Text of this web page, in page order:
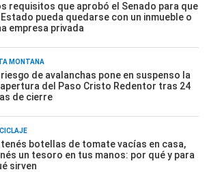
requisitos que aprobó el Senado para que
pueda quedarse con un inmueble o
empresa privada
MONTAÑA
riesgo de avalanchas pone en suspenso la
del Paso Cristo Redentor tras 24
de cierre
tenés botellas de tomate vacías en casa,
un tesoro en tus manos: por qué y para
sirven